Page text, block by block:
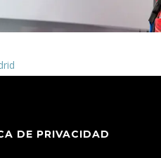
DE PRIVACIDAD